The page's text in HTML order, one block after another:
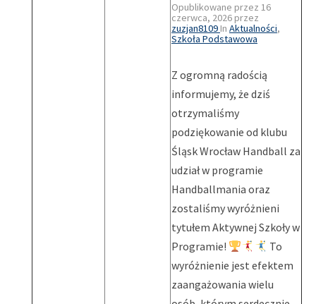
Opublikowane przez 16
czerwca, 2026 przez
zuzjan8109 In Aktualności,
Szkoła Podstawowa
Z ogromną radością
informujemy, że dziś
otrzymaliśmy
podziękowanie od klubu
Śląsk Wrocław Handball za
udział w programie
Handballmania oraz
zostaliśmy wyróżnieni
tytułem Aktywnej Szkoły w
Programie!
To
wyróżnienie jest efektem
zaangażowania wielu